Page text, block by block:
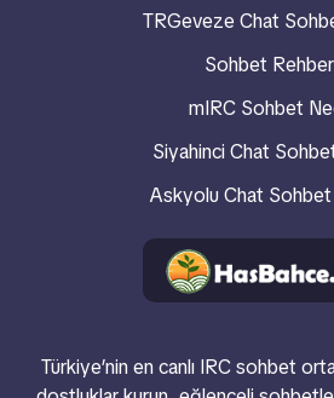
TRGeveze Chat
Sohbet
mIRC Sohbet
Siyahinci Chat
Askyolu Chat Sohbet
Türkiye’nin en canlı IRC sohbet